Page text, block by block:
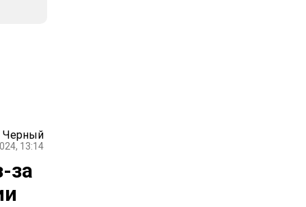
Черный
13:14
за